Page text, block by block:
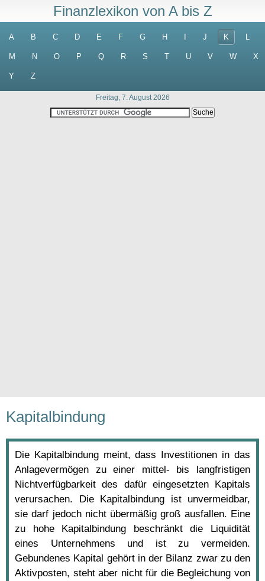
Finanzlexikon von A bis Z
A B C D E F G H J K L
M N O P Q R S T U V W X
Y Z
Freitag, 7. August 2026
Kapitalbindung
Die Kapitalbindung meint, dass Investitionen in das
Anlagevermögen zu einer mittel- bis langfristigen
Nichtverfügbarkeit des dafür eingesetzten Kapitals
verursachen. Die Kapitalbindung ist unvermeidbar,
sie darf jedoch nicht übermäßig groß ausfallen. Eine
zu hohe Kapitalbindung beschränkt die Liquidität
eines Unternehmens und ist zu vermeiden.
Gebundenes Kapital gehört in der Bilanz zwar zu den
Aktivposten, steht aber nicht für die Begleichung von